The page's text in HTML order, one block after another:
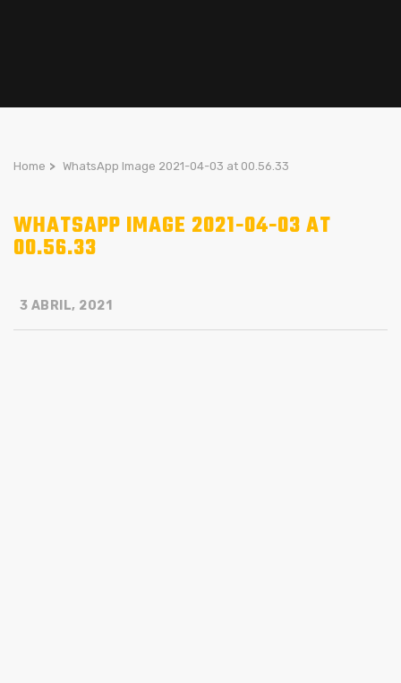
Home > WhatsApp Image 2021-04-03 at 00.56.33
WHATSAPP IMAGE 2021-04-03 AT
00.56.33
3 ABRIL, 2021